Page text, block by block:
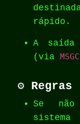
rápido.
A
(via
⚙️ Regras
Se